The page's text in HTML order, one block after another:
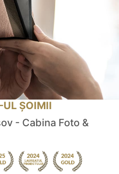
UL ȘOIMII
- Cabina Foto &